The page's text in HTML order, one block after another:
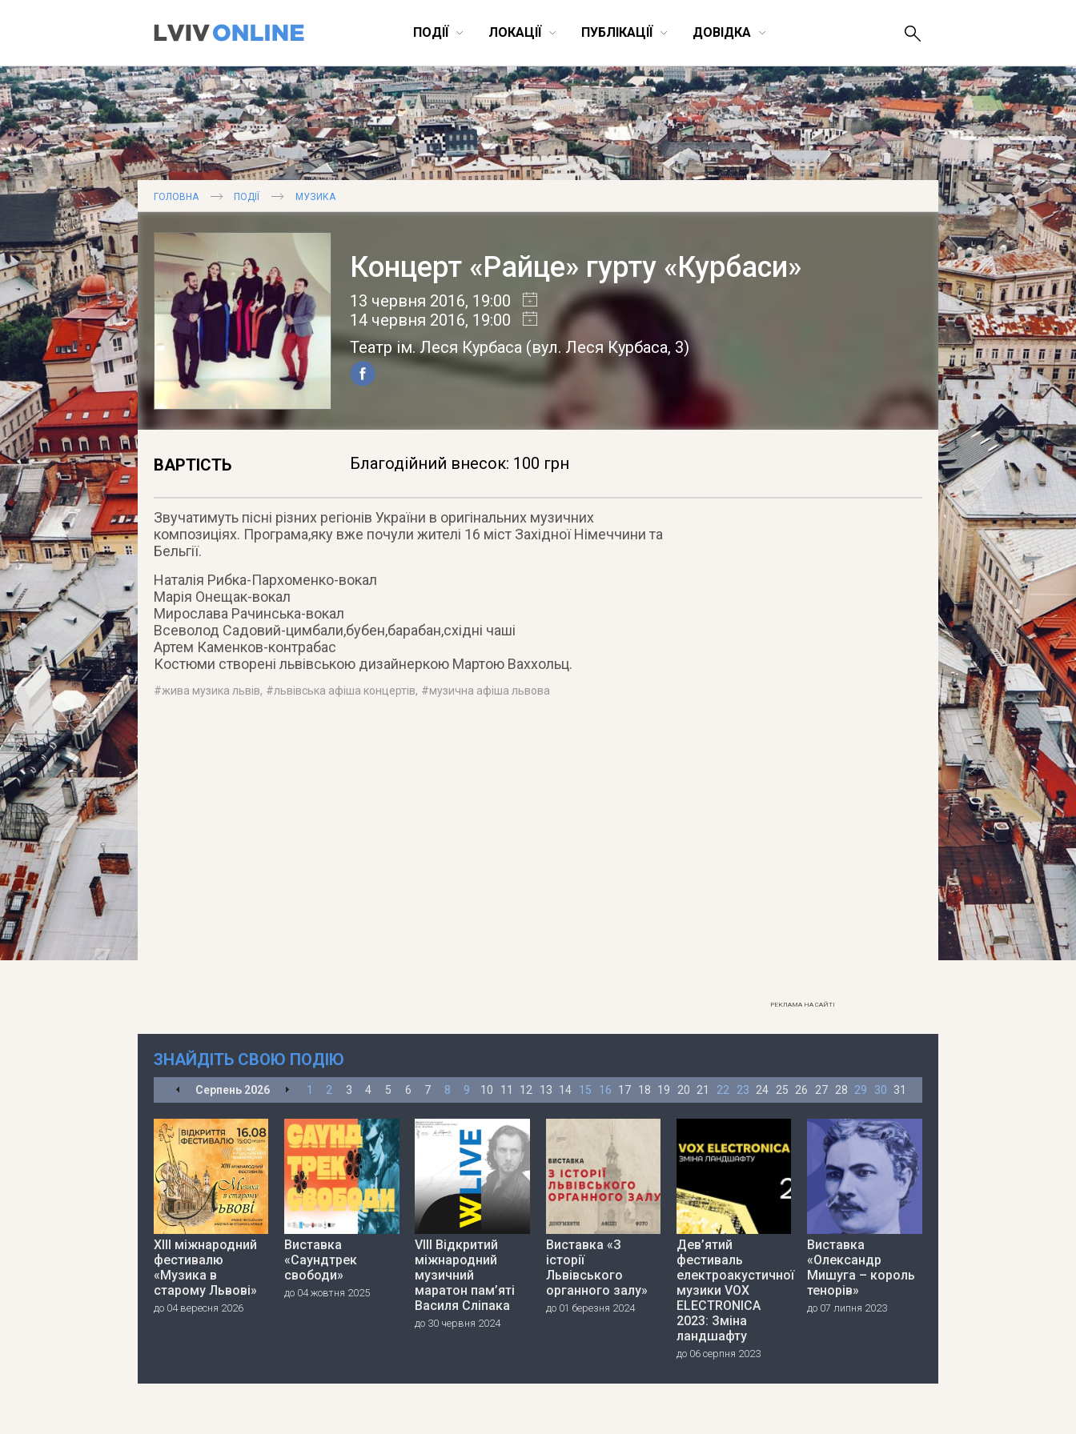
ПОДІЇ ЛОКАЦІЇ ПУБЛІКАЦІЇ ДОВІДКА
ГОЛОВНА ПОДІЇ МУЗИКА
Концерт «Райце» гурту «Курбаси»
13 червня 2016, 19:00
14 червня 2016, 19:00
Театр ім. Леся Курбаса (вул. Леся Курбаса, 3)
ВАРТІСТЬ Благодійний внесок: 100 грн
Звучатимуть пісні різних регіонів України в оригінальних музичних
композиціях. Програма,яку вже почули жителі 16 міст Західної Німеччини та
Бельгії.
Наталія Рибка-Пархоменко-вокал
Марія Онещак-вокал
Мирослава Рачинська-вокал
Всеволод Садовий-цимбали,бубен,барабан,східні чаші
Артем Каменков-контрабас
Костюми створені львівською дизайнеркою Мартою Ваххольц.
#жива музика львів, #львівська афіша концертів, #музична афіша львова
РЕКЛАМА НА САЙТІ
ЗНАЙДІТЬ СВОЮ ПОДІЮ
Серпень 2026 1 2 3 4 5 6 7 8 9 10 11 12 13 14 15 16 17 18 19 20 21 22 23 24 25 26 27 28 29 30 31
ХІІІ міжнародний
фестивалю
«Музика в
старому Львові»
до 04 вересня 2026
Виставка
«Саундтрек
свободи»
до 04 жовтня 2025
VIII Відкритий
міжнародний
музичний
маратон пам’яті
Василя Сліпака
до 30 червня 2024
Виставка «З
історії
Львівського
органного залу»
до 01 березня 2024
Дев’ятий
фестиваль
електроакустичної
музики VOX
ELECTRONICA
2023: Зміна
ландшафту
до 06 серпня 2023
Виставка
«Олександр
Мишуга – король
тенорів»
до 07 липня 2023